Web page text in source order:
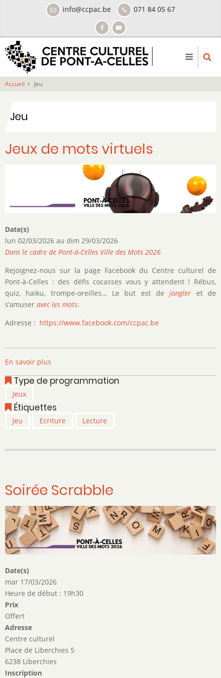
principal
info@ccpac.be 071 84 05 67
Accueil Jeu
Jeu
Jeux de mots virtuels
Date(s)
lun 02/03/2026 au dim 29/03/2026
Dans le cadre de Pont-à-Celles Ville des Mots 2026
Rejoignez-nous sur la page Facebook du Centre culturel de
Pont-à-Celles : des défis cocasses vous y attendent ! Rébus,
quiz, haïku, trompe-oreilles… Le but est de jongler et de
s’amuser avec les mots.
Adresse : https://www.facebook.com/ccpac.be
En savoir plus
Jeux
de
virtuels
Type de programmation
Jeux
Étiquettes
Jeu Ecriture Lecture
Soirée Scrabble
Date(s)
mar 17/03/2026
Heure de début : 19h30
Prix
Offert
Adresse
Centre culturel
Place de Liberchies 5
6238 Liberchies
Inscription